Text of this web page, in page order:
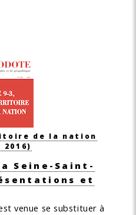
de la nation
Seine-Saint-
et
venue se substituer à